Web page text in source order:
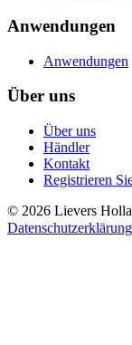
Anwendungen
Anwendungen
Über uns
Über uns
Händler
Kontakt
Registrieren
© 2026 Lievers
Datenschutzerklärung